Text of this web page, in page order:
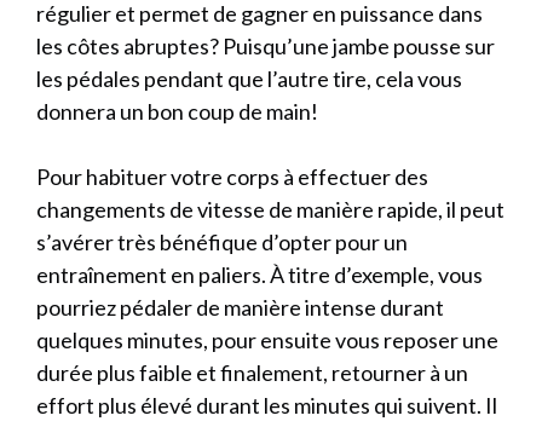
régulier et permet de gagner en puissance dans
les côtes abruptes? Puisqu’une jambe pousse sur
les pédales pendant que l’autre tire, cela vous
donnera un bon coup de main!
Pour habituer votre corps à effectuer des
changements de vitesse de manière rapide, il peut
s’avérer très bénéfique d’opter pour un
entraînement en paliers. À titre d’exemple, vous
pourriez pédaler de manière intense durant
quelques minutes, pour ensuite vous reposer une
durée plus faible et finalement, retourner à un
effort plus élevé durant les minutes qui suivent. Il